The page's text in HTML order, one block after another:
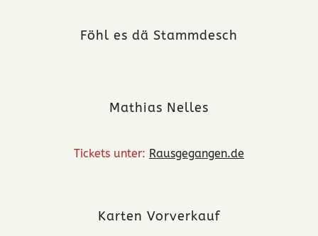
Föhl es dä Stammdesch
Mathias Nelles
Tickets unter: Rausgegangen.de
Karten Vorverkauf